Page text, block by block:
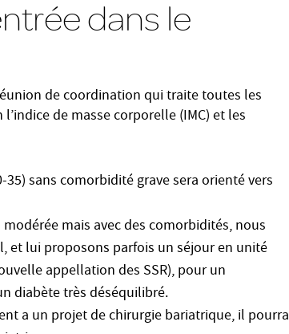
dans le
de coordination qui traite toutes les
de masse corporelle (IMC) et les
sans comorbidité grave sera orienté vers
mais avec des comorbidités, nous
et lui proposons parfois un séjour en unité
appellation des SSR), pour un
diabète très déséquilibré.
a un projet de chirurgie bariatrique, il pourra